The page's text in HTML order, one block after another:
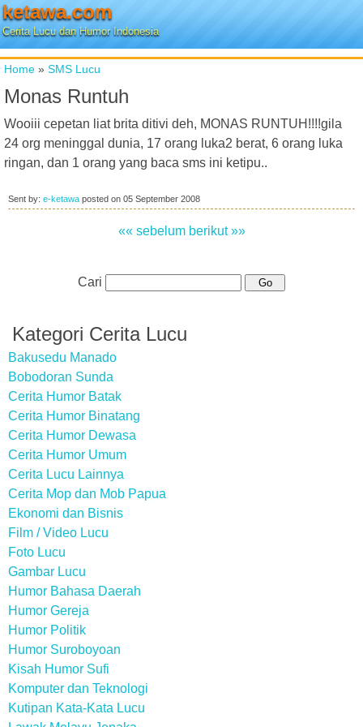
ketawa.com
Cerita Lucu dan Humor Indonesia
Home » SMS Lucu
Monas Runtuh
Wooiii cepetan liat brita ditivi deh, MONAS RUNTUH!!!!gila
24 org meninggal dunia, 17 orang luka2 berat, 6 orang luka
ringan, dan 1 orang yang baca sms ini ketipu..
Sent by: e-ketawa posted on 05 September 2008
«« sebelum berikut »»
Cari
Kategori Cerita Lucu
Bakusedu Manado
Bobodoran Sunda
Cerita Humor Batak
Cerita Humor Binatang
Cerita Humor Dewasa
Cerita Humor Umum
Cerita Lucu Lainnya
Cerita Mop dan Mob Papua
Ekonomi dan Bisnis
Film / Video Lucu
Foto Lucu
Gambar Lucu
Humor Bahasa Daerah
Humor Gereja
Humor Politik
Humor Suroboyoan
Kisah Humor Sufi
Komputer dan Teknologi
Kutipan Kata-Kata Lucu